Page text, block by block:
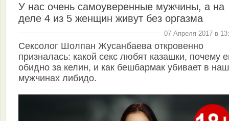
У нас очень самоуверенные мужчины, а на
деле 4 из 5 женщин живут без оргазма
07 Апреля 2017 в
Сексолог Шолпан Жусанбаева откровенно
призналась: какой секс любят казашки, почему
обидно за келин, и как бешбармак убивает в
мужчинах либидо.